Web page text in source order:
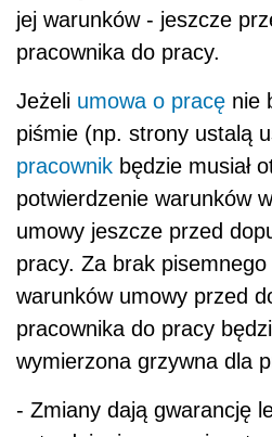
jej warunków - jeszcze
pracownika do pracy.
Jeżeli umowa o pracę nie
piśmie (np. strony ustalą
pracownik będzie musiał
potwierdzenie warunków
umowy jeszcze przed
pracy. Za brak
warunków umowy przed
pracownika do pracy
wymierzona grzywna dla
- Zmiany dają gwarancję